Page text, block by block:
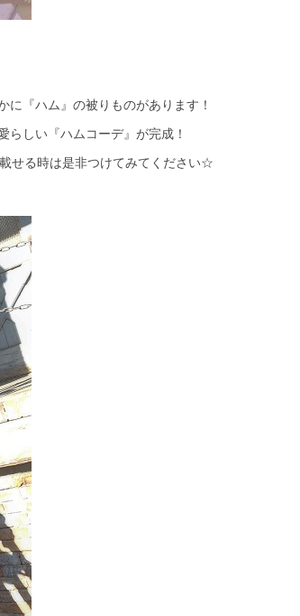
に『ハム』の被りものがあります！
らしい『ハムコーデ』が完成！
せる時は是非つけてみてください☆